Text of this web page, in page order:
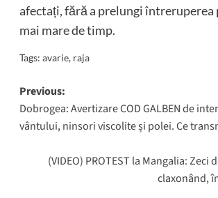
afectați, fără a prelungi întreruperea
mai mare de timp.
Tags: avarie, raja
Post
navigation
Previous:
Dobrogea: Avertizare COD GALBEN de
vântului, ninsori viscolite și polei. Ce
(VIDEO) PROTEST la Mangalia: Zeci
claxonând,